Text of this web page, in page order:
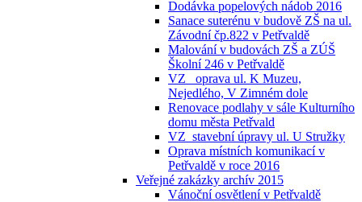
Dodávka popelových nádob 2016
Sanace suterénu v budově ZŠ na ul.
Závodní čp.822 v Petřvaldě
Malování v budovách ZŠ a ZÚŠ
Školní 246 v Petřvaldě
VZ_ oprava ul. K Muzeu,
Nejedlého, V Zimném dole
Renovace podlahy v sále Kulturního
domu města Petřvald
VZ_stavební úpravy ul. U Stružky
Oprava místních komunikací v
Petřvaldě v roce 2016
Veřejné zakázky archív 2015
Vánoční osvětlení v Petřvaldě